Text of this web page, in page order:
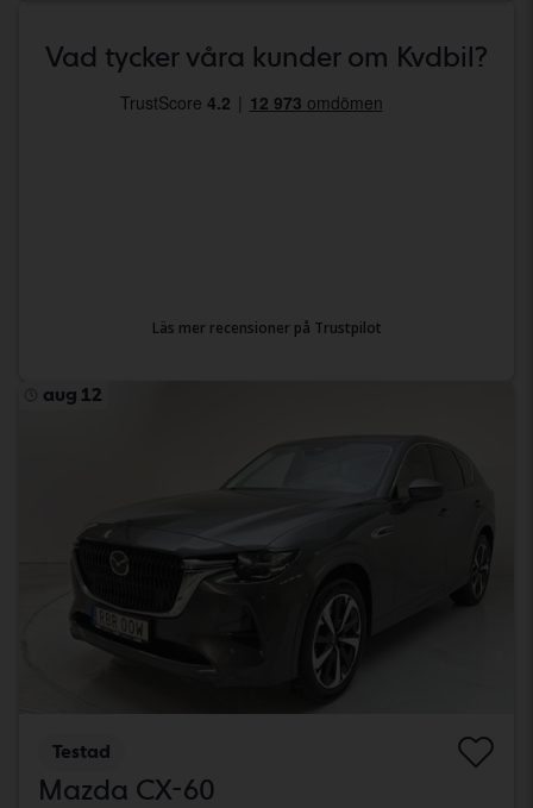
Vad tycker våra kunder om Kvdbil?
Läs mer recensioner på Trustpilot
aug 12
Testad
Mazda CX-60